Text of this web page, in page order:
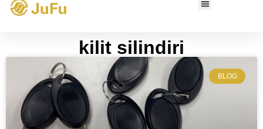
kilit silindiri
BLOG